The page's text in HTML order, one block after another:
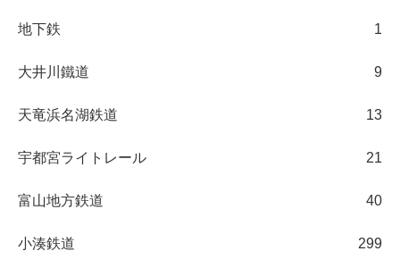
地下鉄 1
大井川鐵道 9
天竜浜名湖鉄道 13
宇都宮ライトレール 21
富山地方鉄道 40
小湊鉄道 299